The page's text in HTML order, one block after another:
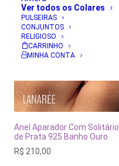
Ver todos os Colares
PULSEIRAS
CONJUNTOS
RELIGIOSO
CARRINHO
MINHA CONTA
Anel Aparador Com Solitário
de Prata 925 Banho Ouro
R$ 210,00